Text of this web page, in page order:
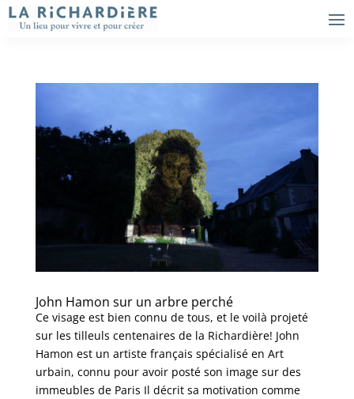
John Hamon sur un arbre perché
Ce visage est bien connu de tous, et le voilà projeté
sur les tilleuls centenaires de la Richardière! John
Hamon est un artiste français spécialisé en Art
urbain, connu pour avoir posté son image sur des
immeubles de Paris Il décrit sa motivation comme